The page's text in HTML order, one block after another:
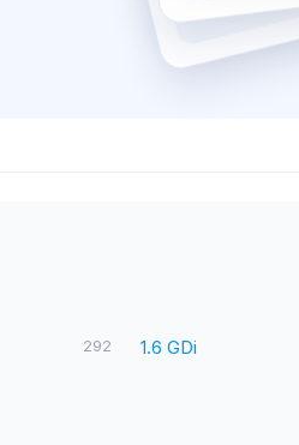
292 1.6 GDi